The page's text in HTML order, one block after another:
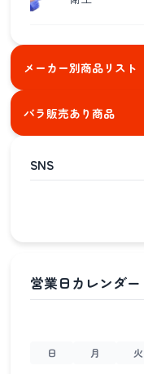
メーカー別商品リスト
バラ販売あり商品
SNS
日 月 火